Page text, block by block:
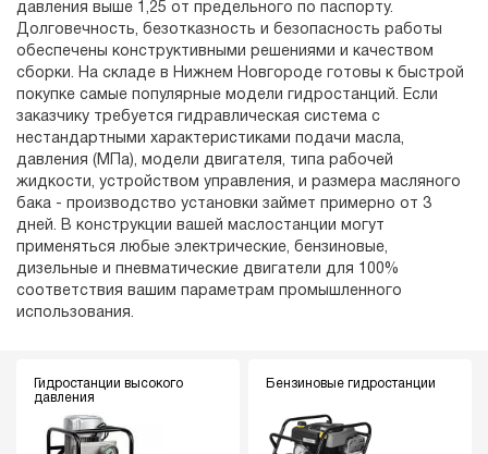
давления выше 1,25 от предельного по паспорту.
Долговечность, безотказность и безопасность работы
обеспечены конструктивными решениями и качеством
сборки. На складе в Нижнем Новгороде готовы к быстрой
покупке самые популярные модели гидростанций. Если
заказчику требуется гидравлическая система с
нестандартными характеристиками подачи масла,
давления (МПа), модели двигателя, типа рабочей
жидкости, устройством управления, и размера масляного
бака - производство установки займет примерно от 3
дней. В конструкции вашей маслостанции могут
применяться любые электрические, бензиновые,
дизельные и пневматические двигатели для 100%
соответствия вашим параметрам промышленного
использования.
Гидростанции высокого
давления
Бензиновые гидростанции